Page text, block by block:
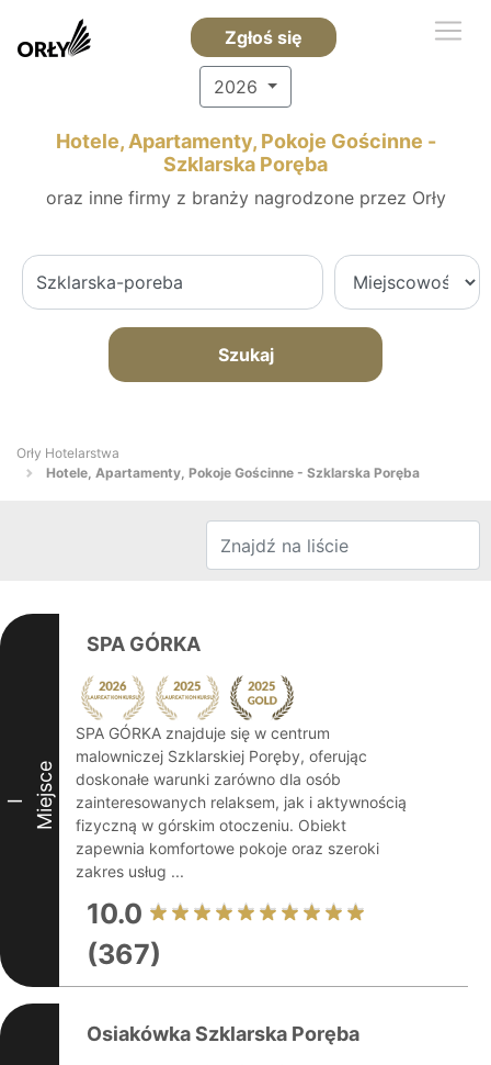
Zgłoś się
2026
Hotele, Apartamenty, Pokoje Gościnne -
Szklarska Poręba
oraz inne firmy z branży nagrodzone przez Orły
Szukaj
Orły Hotelarstwa
Hotele, Apartamenty, Pokoje Gościnne - Szklarska Poręba
I Miejsce
SPA GÓRKA
SPA GÓRKA znajduje się w centrum
malowniczej Szklarskiej Poręby, oferując
doskonałe warunki zarówno dla osób
zainteresowanych relaksem, jak i aktywnością
fizyczną w górskim otoczeniu. Obiekt
zapewnia komfortowe pokoje oraz szeroki
zakres usług ...
10.0
(367)
Osiakówka Szklarska Poręba